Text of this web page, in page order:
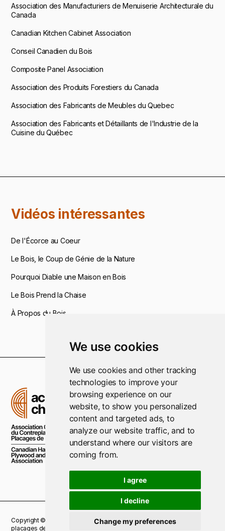
We use cookies
We use cookies and other tracking
technologies to improve your
browsing experience on our
website, to show you personalized
content and targeted ads, to
analyze our website traffic, and to
understand where our visitors are
coming from.
I agree
I decline
Change my preferences
Association des Manufacturiers de Menuiserie Architecturale du
Canada
Canadian Kitchen Cabinet Association
Conseil Canadien du Bois
Composite Panel Association
Association des Produits Forestiers du Canada
Association des Fabricants de Meubles du Quebec
Association des Fabricants et Détaillants de l'Industrie de la
Cuisine du Québec
Vidéos intéressantes
De l'Écorce au Coeur
Le Bois, le Coup de Génie de la Nature
Pourquoi Diable une Maison en Bois
Le Bois Prend la Chaise
À Propos du Bois
Copyright © 2021 Association Canadienne du Contreplaqué et des
placages de bois dur. Tous droits réservés.